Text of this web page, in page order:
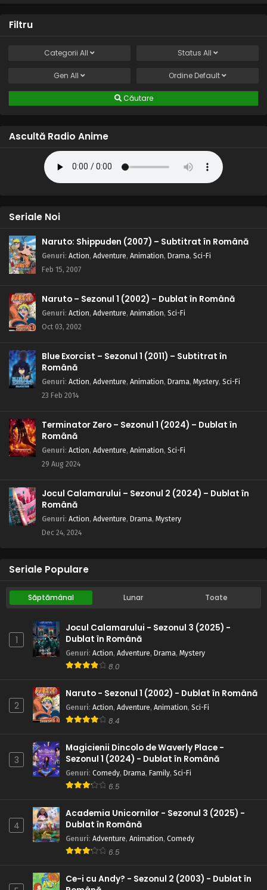
Filtru
Categorii All Status All
Gen All Ordine Default
Căutare
Ascultă Radio Anime
Seriale Noi
Naruto: Shippuden (2007) – Subtitrat în Română
Genuri: Action, Adventure, Animation, Drama, Sci-Fi
Feb 15, 2007
Naruto – Sezonul 1 (2002) – Dublat în Română
Genuri: Action, Adventure, Animation, Sci-Fi
Oct 03, 2002
Blue Exorcist – Sezonul 1 (2011) – Subtitrat în
Română
Genuri: Action, Adventure, Animation, Drama, Mystery, Sci-Fi
23 Feb 2014
Terminator Zero – Sezonul 1 (2024) – Dublat în
Română
Genuri: Action, Adventure, Animation, Sci-Fi
29 Aug 2024
Jocul Calamarului – Sezonul 2 (2024) – Dublat în
Română
Genuri: Action, Adventure, Drama, Mystery
Dec 24, 2024
Seriale Populare
Săptămânal Lunar Toate
1
Jocul Calamarului - Sezonul 3 (2025) -
Dublat în Română
Genuri: Action, Adventure, Drama, Mystery
8.0
2
Naruto - Sezonul 1 (2002) - Dublat în Română
Genuri: Action, Adventure, Animation, Sci-Fi
8.4
3
Magicienii Dincolo de Waverly Place -
Sezonul 1 (2024) - Dublat în Română
Genuri: Comedy, Drama, Family, Sci-Fi
6.5
4
Academia Unicornilor - Sezonul 3 (2025) -
Dublat în Română
Genuri: Adventure, Animation, Comedy
6.5
Ce-i cu Andy? - Sezonul 2 (2003) - Dublat în